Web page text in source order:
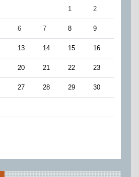
1 2
6 7 8 9
13 14 15 16
20 21 22 23
27 28 29 30